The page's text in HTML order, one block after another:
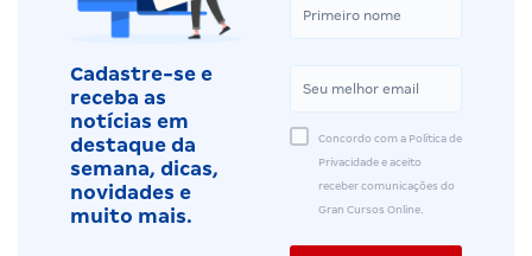
Cadastre-se e
receba as
notícias em
destaque da
semana, dicas,
novidades e
muito mais.
Concordo com a Política de
Privacidade e aceito
receber comunicações do
Gran Cursos Online.